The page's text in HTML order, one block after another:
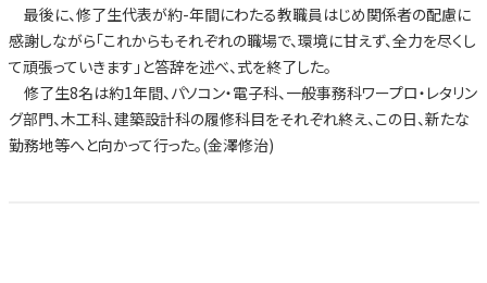
最後に、修了生代表が約-年間にわたる教職員はじめ関係者の配慮に
感謝しながら「これからもそれぞれの職場で、環境に甘えず、全力を尽くし
て頑張っていきます」と答辞を述べ、式を終了した。
修了生8名は約1年間、パソコン・電子科、一般事務科ワープロ・レタリン
グ部門、木工科、建築設計科の履修科目をそれぞれ終え、この日、新たな
勤務地等へと向かって行った。(金澤修治)